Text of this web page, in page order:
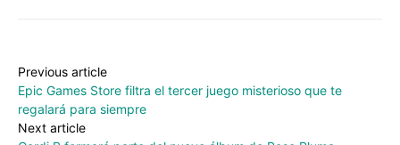
Previous article
Epic Games Store filtra el tercer juego misterioso que te
regalará para siempre
Next article